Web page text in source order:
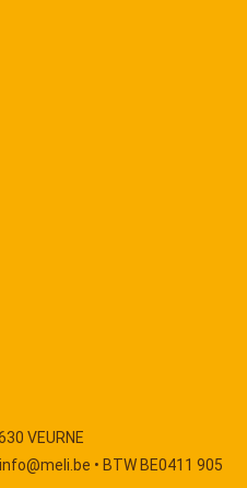
VEURNE
info@meli.be • BTW BE0411 905